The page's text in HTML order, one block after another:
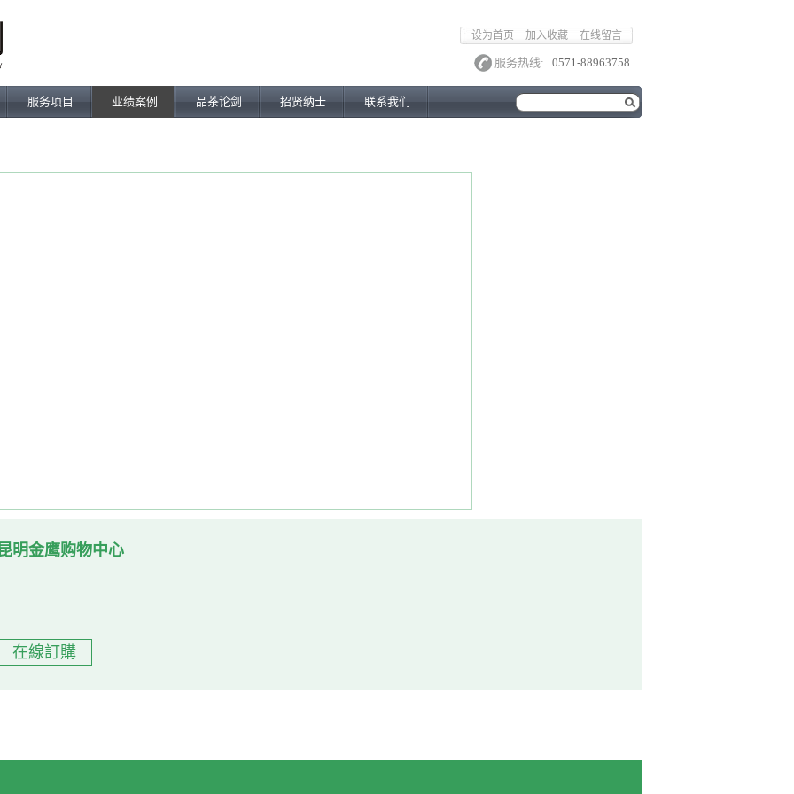
设为首页 加入收藏 在线留言
服务热线: 0571-88963758
服务项目 业绩案例 品茶论剑 招贤纳士 联系我们
在線訂購
明金鹰购物中心